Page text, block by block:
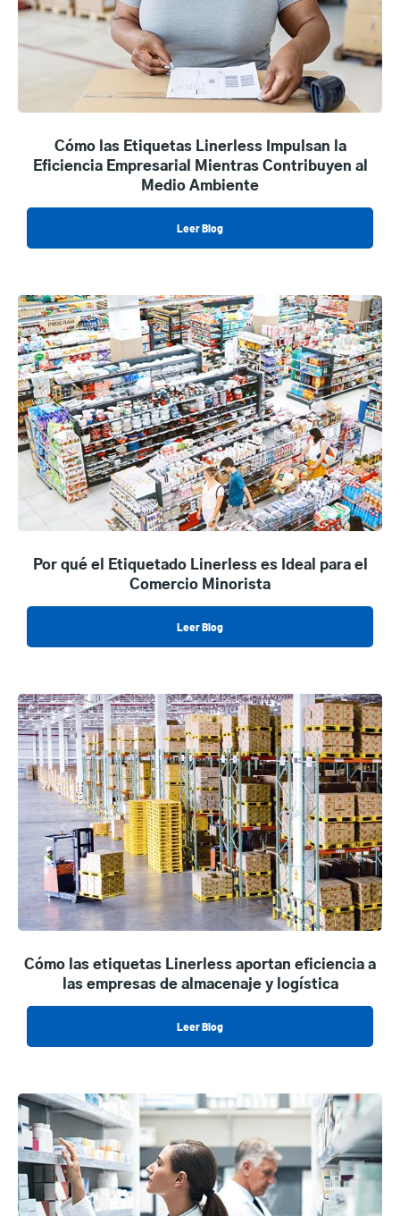
Cómo las Etiquetas Linerless Impulsan la
Eficiencia Empresarial Mientras Contribuyen al
Medio Ambiente
Leer Blog
Por qué el Etiquetado Linerless es Ideal para el
Comercio Minorista
Leer Blog
Cómo las etiquetas Linerless aportan eficiencia a
las empresas de almacenaje y logística
Leer Blog